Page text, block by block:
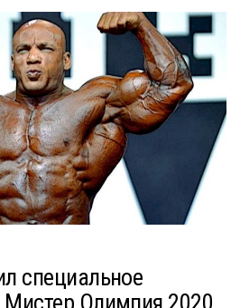
специальное
Мистер Олимпия 2020